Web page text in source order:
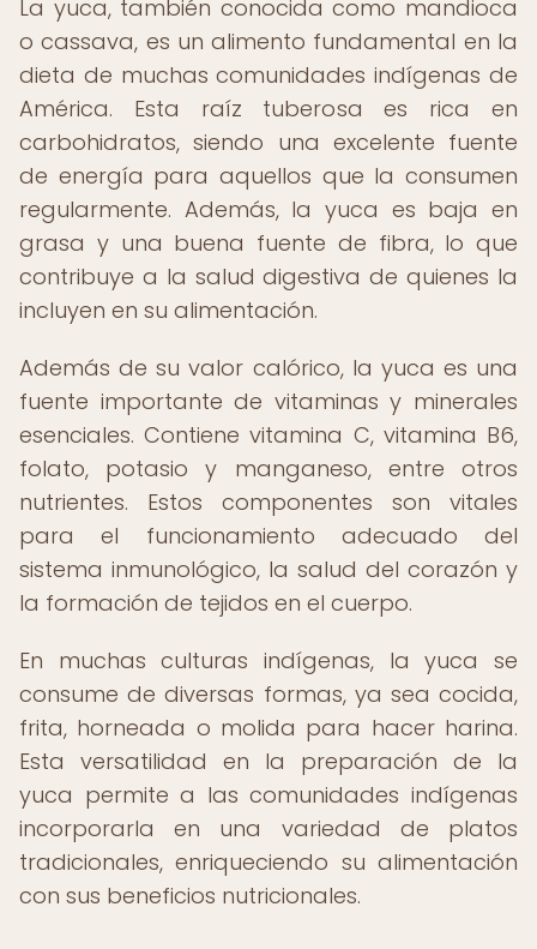
La yuca, también conocida como mandioca
o cassava, es un alimento fundamental en la
dieta de muchas comunidades indígenas de
América. Esta raíz tuberosa es rica en
carbohidratos, siendo una excelente fuente
de energía para aquellos que la consumen
regularmente. Además, la yuca es baja en
grasa y una buena fuente de fibra, lo que
contribuye a la salud digestiva de quienes la
incluyen en su alimentación.
Además de su valor calórico, la yuca es una
fuente importante de vitaminas y minerales
esenciales. Contiene vitamina C, vitamina B6,
folato, potasio y manganeso, entre otros
nutrientes. Estos componentes son vitales
para el funcionamiento adecuado del
sistema inmunológico, la salud del corazón y
la formación de tejidos en el cuerpo.
En muchas culturas indígenas, la yuca se
consume de diversas formas, ya sea cocida,
frita, horneada o molida para hacer harina.
Esta versatilidad en la preparación de la
yuca permite a las comunidades indígenas
incorporarla en una variedad de platos
tradicionales, enriqueciendo su alimentación
con sus beneficios nutricionales.